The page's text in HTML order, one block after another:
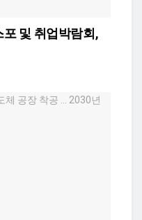
및 취업박람회,